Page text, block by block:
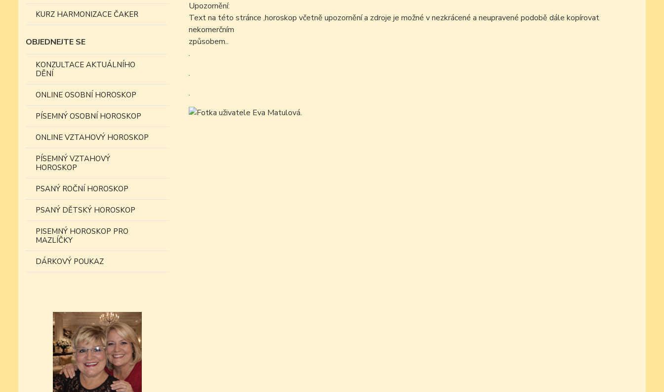
KURZ HARMONIZACE ČAKER
OBJEDNEJTE SE
KONZULTACE AKTUÁLNÍHO
DĚNÍ
ONLINE OSOBNÍ HOROSKOP
PÍSEMNÝ OSOBNÍ HOROSKOP
ONLINE VZTAHOVÝ HOROSKOP
PÍSEMNÝ VZTAHOVÝ
HOROSKOP
PSANÝ ROČNÍ HOROSKOP
PSANÝ DĚTSKÝ HOROSKOP
PISEMNÝ HOROSKOP PRO
MAZLÍČKY
DÁRKOVÝ POUKAZ
Upozornění:
Text na této stránce ,horoskop včetně upozornění a zdroje je možné v nezkrácené a neupravené podobě dále kopírovat
nekomerčním
způsobem..
.
.
.